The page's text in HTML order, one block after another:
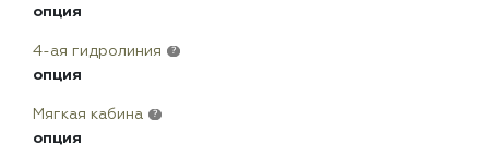
опция
4-ая гидролиния ?
опция
Мягкая кабина ?
опция